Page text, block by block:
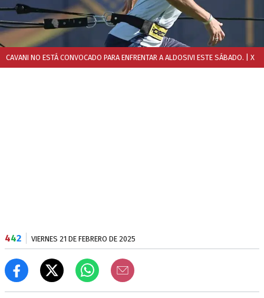
CAVANI NO ESTÁ CONVOCADO PARA ENFRENTAR A ALDOSIVI ESTE SÁBADO. | X
442 VIERNES 21 DE FEBRERO DE 2025